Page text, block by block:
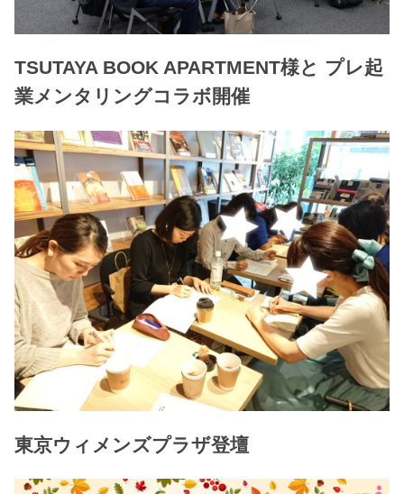
TSUTAYA BOOK APARTMENT様と プレ起
業メンタリングコラボ開催
東京ウィメンズプラザ登壇